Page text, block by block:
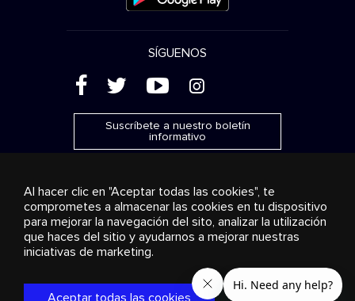
SÍGUENOS
( ' + &
Suscríbete a nuestro boletín
informativo
Publicidad Transmisión y distribución
Productos de
consumo
Soluciones empresariales Radio
Sobre
nosotros
© 2018-2025 Stingray Group Inc. Todos los derechos
reservados. STINGRAY®, STINGRAY® MUSIC y otras marcas y
Al hacer clic en "Aceptar todas las cookies", te
comprometes a almacenar las cookies en tu dispositivo
para mejorar la navegación del sito, analizar la utilización
que haces del sitio y ayudarnos a mejorar nuestras
iniciativas de marketing.
Aceptar todas las cookies